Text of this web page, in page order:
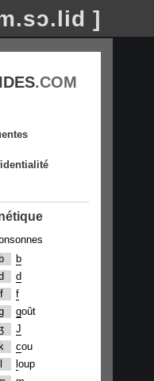
]
.COM
b
b
d
f
f
goût
J
k
cou
oup